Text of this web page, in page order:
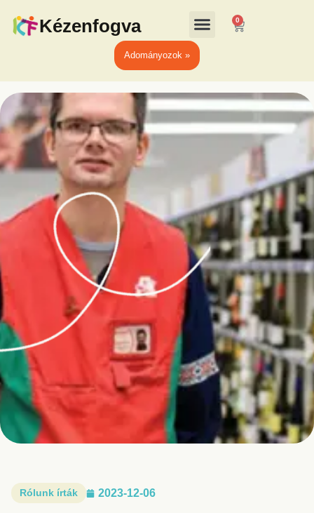
Kézenfogva 0
Adományozok »
Rólunk írták 2023-12-06